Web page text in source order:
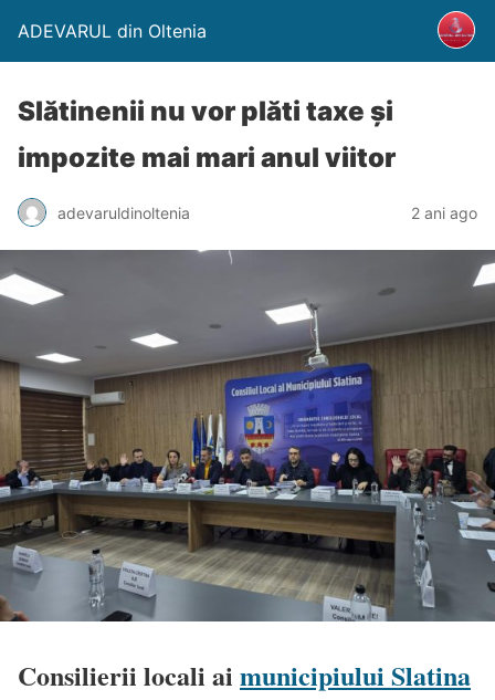
ADEVARUL din Oltenia
Slătinenii nu vor plăti taxe și
impozite mai mari anul viitor
adevaruldinoltenia 2 ani ago
Consilierii locali ai municipiului Slatina